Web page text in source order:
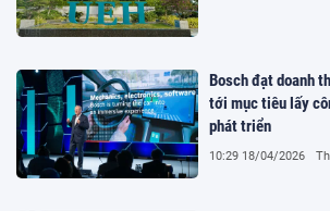
Bosch đạt doanh
tới mục tiêu lấy
phát triển
10:29 18/04/2026